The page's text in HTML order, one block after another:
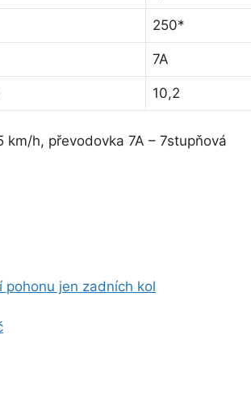
250*
7A
10,2
h, převodovka 7A – 7stupňová
jen zadních kol